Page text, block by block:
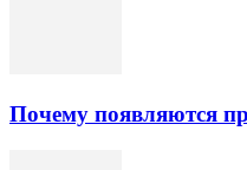
Почему появляются